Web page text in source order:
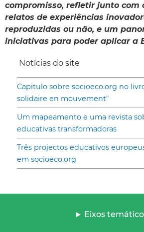
compromisso, refletir junto com
relatos de experiências
reproduzidas ou não, e um
iniciativas para poder aplicar a
Notícias do site
Capitulo sobre socioeco.org no
solidaire en mouvement"
Um mapeamento e uma revista
educativas transformadoras
Três projectos educativos
em socioeco.org
Eixos